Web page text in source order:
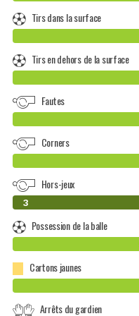
Tirs dans la surface
Tirs en dehors de la surface
Fautes
Corners
Hors-jeux
0
3
Possession de la balle
Cartons jaunes
Arrêts du gardien